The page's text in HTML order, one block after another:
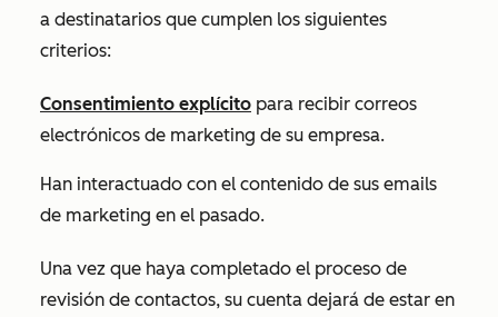
a destinatarios que cumplen los siguientes
criterios:
Consentimiento explícito para recibir correos
electrónicos de marketing de su empresa.
Han interactuado con el contenido de sus emails
de marketing en el pasado.
Una vez que haya completado el proceso de
revisión de contactos, su cuenta dejará de estar en